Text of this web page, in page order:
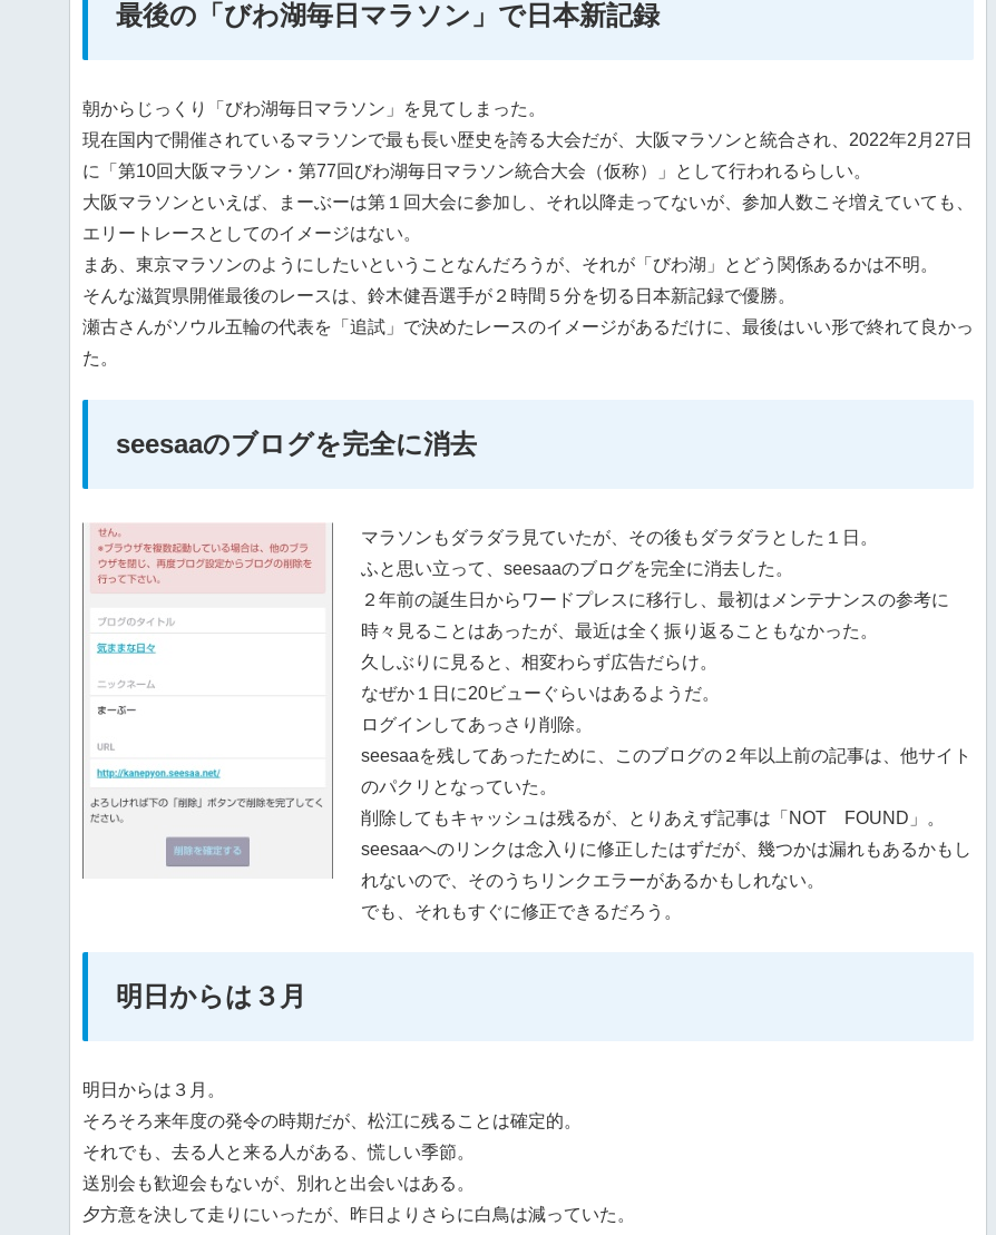
最後の「びわ湖毎日マラソン」で日本新記録
朝からじっくり「びわ湖毎日マラソン」を見てしまった。
現在国内で開催されているマラソンで最も長い歴史を誇る大会だが、大阪マラソンと統合され、2022年2月27日
に「第10回大阪マラソン・第77回びわ湖毎日マラソン統合大会（仮称）」として行われるらしい。
大阪マラソンといえば、まーぶーは第１回大会に参加し、それ以降走ってないが、参加人数こそ増えていても、
エリートレースとしてのイメージはない。
まあ、東京マラソンのようにしたいということなんだろうが、それが「びわ湖」とどう関係あるかは不明。
そんな滋賀県開催最後のレースは、鈴木健吾選手が２時間５分を切る日本新記録で優勝。
瀬古さんがソウル五輪の代表を「追試」で決めたレースのイメージがあるだけに、最後はいい形で終れて良かっ
た。
seesaaのブログを完全に消去
マラソンもダラダラ見ていたが、その後もダラダラとした１日。
ふと思い立って、seesaaのブログを完全に消去した。
２年前の誕生日からワードプレスに移行し、最初はメンテナンスの参考に
時々見ることはあったが、最近は全く振り返ることもなかった。
久しぶりに見ると、相変わらず広告だらけ。
なぜか１日に20ビューぐらいはあるようだ。
ログインしてあっさり削除。
seesaaを残してあったために、このブログの２年以上前の記事は、他サイト
のパクリとなっていた。
削除してもキャッシュは残るが、とりあえず記事は「NOT FOUND」。
seesaaへのリンクは念入りに修正したはずだが、幾つかは漏れもあるかもし
れないので、そのうちリンクエラーがあるかもしれない。
でも、それもすぐに修正できるだろう。
明日からは３月
明日からは３月。
そろそろ来年度の発令の時期だが、松江に残ることは確定的。
それでも、去る人と来る人がある、慌しい季節。
送別会も歓迎会もないが、別れと出会いはある。
夕方意を決して走りにいったが、昨日よりさらに白鳥は減っていた。